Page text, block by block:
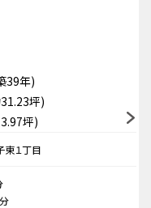
39年)
坪)
坪)
１丁目